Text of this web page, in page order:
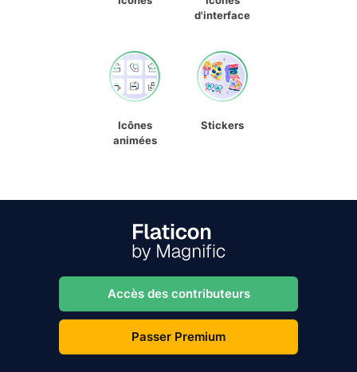
d'interface
Icônes
animées
Stickers
Accès des contributeurs
Passer Premium